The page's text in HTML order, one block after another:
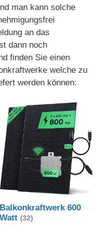
man kann solche
an das
dann noch
finden Sie einen
welche zu
werden können:
Balkonkraftwerk 600
Watt (32)